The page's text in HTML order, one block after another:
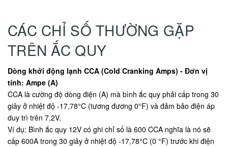
CÁC CHỈ SỐ THƯỜNG GẶP
TRÊN ẮC QUY
Dòng khởi động lạnh CCA (Cold Cranking Amps) - Đơn vị
tính: Ampe (A)
CCA là cường độ dòng điện (A) mà bình ắc quy phải cấp trong 30
giây ở nhiệt độ -17,78°C (tương đương 0°F) và đảm bảo điện áp
duy trì trên 7,2V.
Ví dụ: Bình ắc quy 12V có ghi chỉ số là 600 CCA nghĩa là nó sẽ
cấp 600A trong 30 giây ở nhiệt độ -17,78°C (0 °F) trước khi điện